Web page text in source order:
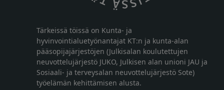
Tärkeissä töissä on Kunta- ja
hyvinvointialuetyönantajat KT:n ja kunta-alan
pääsopijajärjestöjen (Julkisalan koulutettujen
neuvottelujärjestö JUKO, Julkisen alan unioni JAU ja
Sosiaali- ja terveysalan neuvottelujärjestö Sote)
työelämän kehittämisen alusta.